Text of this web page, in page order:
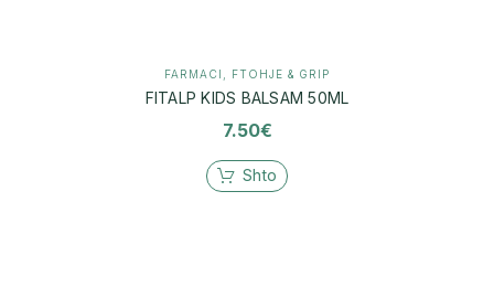
FARMACI FTOHJE & GRIP
FITALP KIDS BALSAM 50ML
7.50€
Shto